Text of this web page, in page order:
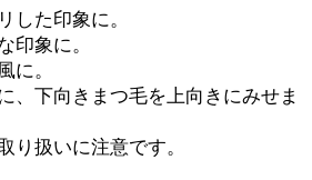
した印象に。
印象に。
に。
、下向きまつ毛を上向きにみせま
り扱いに注意です。